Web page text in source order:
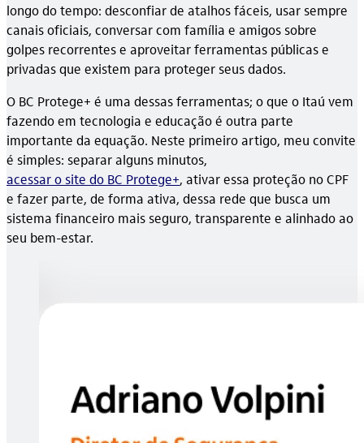
longo do tempo: desconfiar de atalhos fáceis, usar sempre
canais oficiais, conversar com família e amigos sobre
golpes recorrentes e aproveitar ferramentas públicas e
privadas que existem para proteger seus dados.
O BC Protege+ é uma dessas ferramentas; o que o Itaú vem
fazendo em tecnologia e educação é outra parte
importante da equação. Neste primeiro artigo, meu convite
é simples: separar alguns minutos,
acessar o site do BC Protege+, ativar essa proteção no CPF
e fazer parte, de forma ativa, dessa rede que busca um
sistema financeiro mais seguro, transparente e alinhado ao
seu bem-estar.